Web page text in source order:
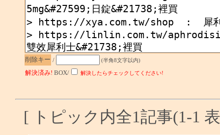
削除キー / (半角8文字以内)
解決済み! BOX/ 解決したらチェックしてください!
[ トピック内全1記事(1-1